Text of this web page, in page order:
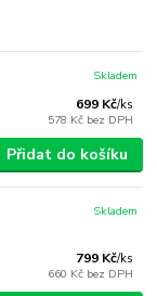
699 Kč/ks
578 Kč bez DPH
Skladem
Přidat do košíku
799 Kč/ks
660 Kč bez DPH
Skladem